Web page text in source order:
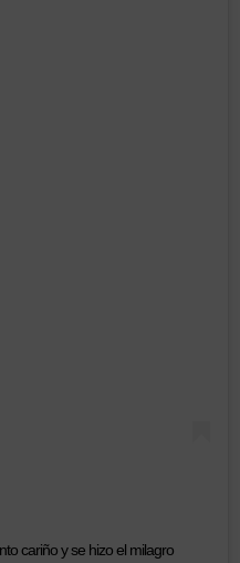
cariño y se hizo el milagro